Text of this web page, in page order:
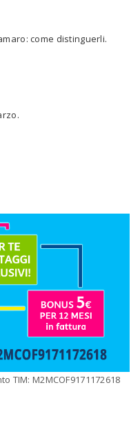
come distinguerli.
TIM: M2MCOF9171172618